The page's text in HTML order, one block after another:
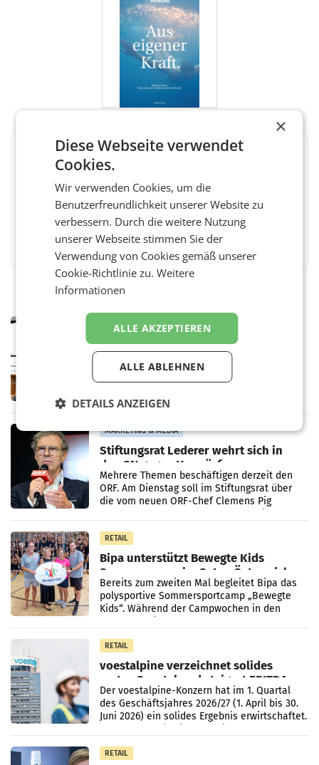
BEWERTEN SIE DIESEN ARTIKEL
MARKETING & MEDIA
Pilnacek-U-Ausschuss - Presserat
fordert sensible Berichterstattung
WIEN Der Presserat fordert Medienvertreter
dazu auf, im U-Ausschuss zu den
Sektionschefs im Justizministerium, Christian
MARKETING & MEDIA
Stiftungsrat Lederer wehrt sich in
den SN gegen Vorwürfe
Mehrere Themen beschäftigen derzeit den
ORF. Am Dienstag soll im Stiftungsrat über
die vom neuen ORF-Chef Clemens Pig
RETAIL
Bipa unterstützt Bewegte Kids
Sommercamps im Osten Österreichs
Bereits zum zweiten Mal begleitet Bipa das
polysportive Sommersportcamp „Bewegte
Kids“. Während der Campwochen in den
RETAIL
voestalpine verzeichnet solides
erstes Quartal und steigert EBITDA
Der voestalpine-Konzern hat im 1. Quartal
des Geschäftsjahres 2026/27 (1. April bis 30.
Juni 2026) ein solides Ergebnis erwirtschaftet.
RETAIL
×
Diese Webseite verwendet
Cookies.
Wir verwenden Cookies, um die
Benutzerfreundlichkeit unserer Website zu
verbessern. Durch die weitere Nutzung
unserer Webseite stimmen Sie der
Verwendung von Cookies gemäß unserer
Cookie-Richtlinie zu.Weitere
Informationen
ALLE AKZEPTIEREN
ALLE ABLEHNEN
DETAILS ANZEIGEN